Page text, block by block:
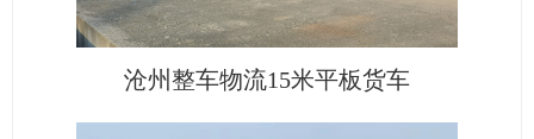
沧州整车物流15米平板货车